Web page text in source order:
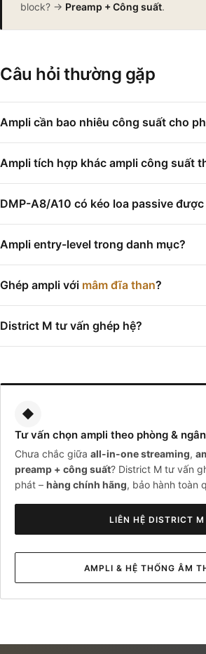
block? → Preamp + Công suất.
Câu hỏi thường gặp
Ampli cần bao nhiêu công suất cho
Ampli tích hợp khác ampli công suất
DMP-A8/A10 có kéo loa passive
Ampli entry-level trong danh mục?
Ghép ampli với mâm đĩa than?
District M tư vấn ghép hệ?
◆
Tư vấn chọn ampli theo phòng &
Chưa chắc giữa all-in-one streaming,
preamp + công suất? District M tư vấn
phát – hàng chính hãng, bảo hành toàn
LIÊN HỆ DISTRICT M
AMPLI & HỆ THỐNG ÂM